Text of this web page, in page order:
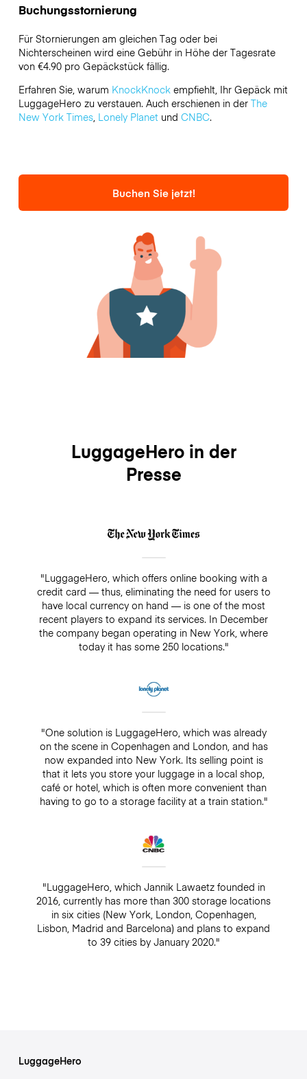
Buchungsstornierung
Für Stornierungen am gleichen Tag oder bei
Nichterscheinen wird eine Gebühr in Höhe der Tagesrate
von €4.90 pro Gepäckstück fällig.
Erfahren Sie, warum KnockKnockempfiehlt, Ihr Gepäck mit
LuggageHero zu verstauen. Auch erschienen in der The
New York Times, Lonely Planetund CNBC.
Buchen Sie jetzt!
LuggageHero in der
Presse
"LuggageHero, which offers online booking with a
credit card — thus, eliminating the need for users to
have local currency on hand — is one of the most
recent players to expand its services. In December
the company began operating in New York, where
today it has some 250 locations."
"One solution is LuggageHero, which was already
on the scene in Copenhagen and London, and has
now expanded into New York. Its selling point is
that it lets you store your luggage in a local shop,
café or hotel, which is often more convenient than
having to go to a storage facility at a train station."
"LuggageHero, which Jannik Lawaetz founded in
2016, currently has more than 300 storage locations
in six cities (New York, London, Copenhagen,
Lisbon, Madrid and Barcelona) and plans to expand
to 39 cities by January 2020."
LuggageHero